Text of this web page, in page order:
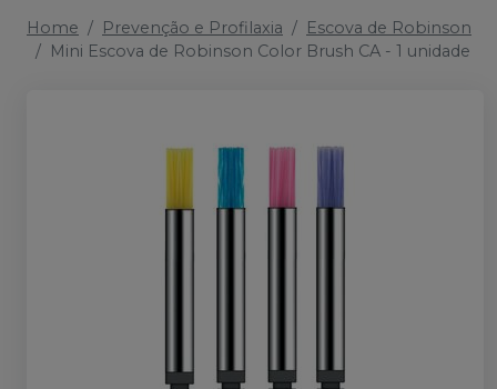
Home Prevenção e Profilaxia
Escova de Robinson
Mini Escova de Robinson Color Brush CA - 1 unidade